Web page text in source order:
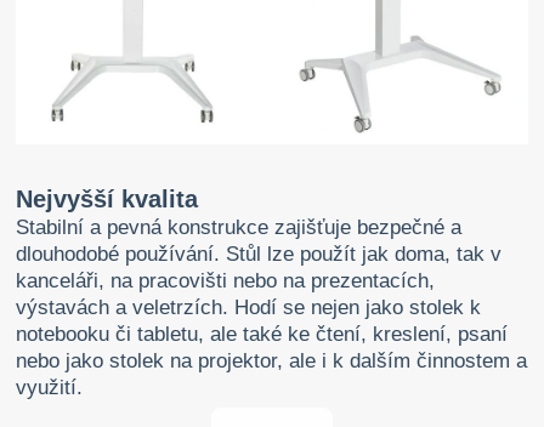
Nejvyšší kvalita
Stabilní a pevná konstrukce zajišťuje bezpečné a
dlouhodobé používání. Stůl lze použít jak doma, tak v
kanceláři, na pracovišti nebo na prezentacích,
výstavách a veletrzích. Hodí se nejen jako stolek k
notebooku či tabletu, ale také ke čtení, kreslení, psaní
nebo jako stolek na projektor, ale i k dalším činnostem a
využití.